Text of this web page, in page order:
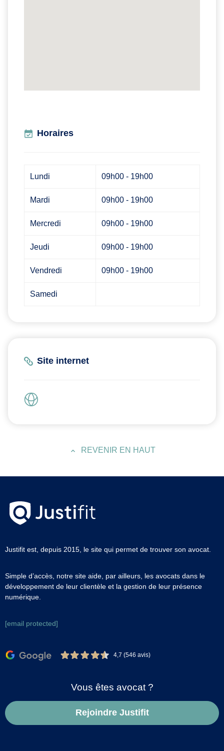
Horaires
Lundi 09h00 - 19h00
Mardi 09h00 - 19h00
Mercredi 09h00 - 19h00
Jeudi 09h00 - 19h00
Vendredi 09h00 - 19h00
Samedi
Site internet
REVENIR EN HAUT
Justifit est, depuis 2015, le site qui permet de trouver son avocat.
Simple d’accès, notre site aide, par ailleurs, les avocats dans le
développement de leur clientèle et la gestion de leur présence
numérique.
[email protected]
4,7 (546 avis)
Vous êtes avocat ?
Rejoindre Justifit